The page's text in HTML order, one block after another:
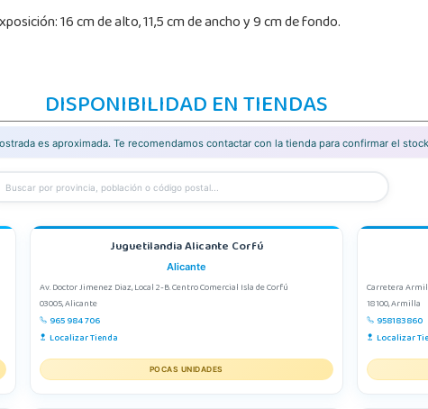
16 cm de alto, 11,5 cm de ancho y 9 cm de fondo.
DISPONIBILIDAD EN TIENDAS
es aproximada. Te recomendamos contactar con la tienda para confirmar el
Juguetilandia Alicante Corfú
Alicante
Av. Doctor Jimenez Diaz, Local 2-B. Centro Comercial Isla de Corfú
03005, Alicante
965 984 706
Localizar Tienda
POCAS UNIDADES
Carretera
18100, Armilla
958183860
Localizar